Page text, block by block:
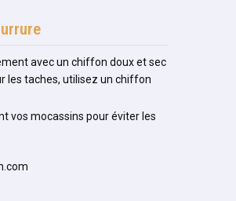
avec un chiffon doux et sec
les taches, utilisez un chiffon
vos mocassins pour éviter les